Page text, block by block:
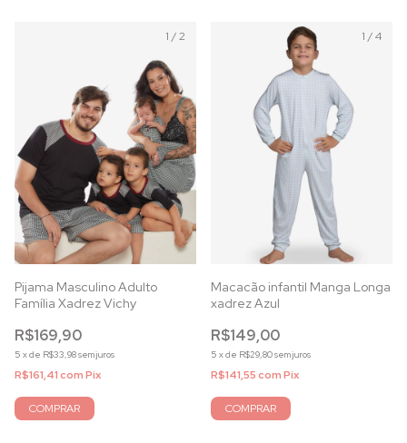
1 /2
Pijama Masculino Adulto
Família Xadrez Vichy
R$169,90
5 xde R$33,98sem juros
R$161,41comPix
COMPRAR
1 /4
Macacão infantil Manga Longa
xadrez Azul
R$149,00
5 xde R$29,80sem juros
R$141,55comPix
COMPRAR